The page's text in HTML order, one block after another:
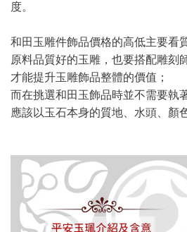
度。
和田玉雕件飾品價格的高低主要看
原料品質好的玉雕，也要搭配雕刻
才能提升玉雕飾品整體的價值；
而在挑選和田玉飾品時並不需要執
應該以玉石本身的質地、水頭、顏